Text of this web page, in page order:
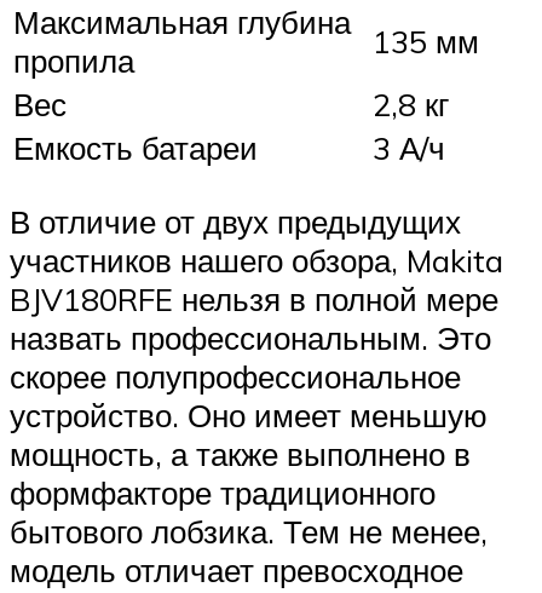
Максимальная глубина
пропила
135 мм
Вес
2,8 кг
Емкость батареи
3 А/ч
В отличие от двух предыдущих
участников нашего обзора, Makita
BJV180RFE нельзя в полной мере
назвать профессиональным. Это
скорее полупрофессиональное
устройство. Оно имеет меньшую
мощность, а также выполнено в
формфакторе традиционного
бытового лобзика. Тем не менее,
модель отличает превосходное